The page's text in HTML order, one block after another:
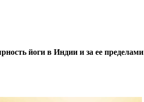
йоги в Индии и за ее пределами